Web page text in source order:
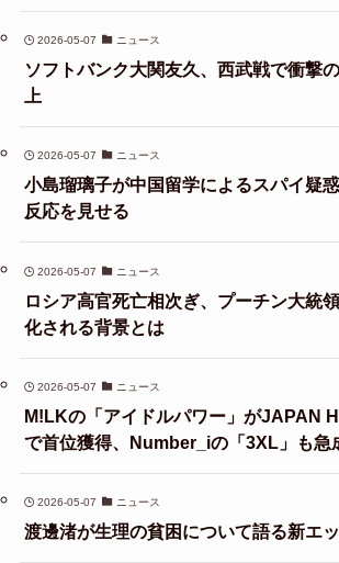
2026-05-07 ニュース
ソフトバンク大関友久、西武戦で衝撃
上
2026-05-07 ニュース
小島瑠璃子が中国留学によるスパイ疑
反応を見せる
2026-05-07 ニュース
ロシア高官死亡相次ぎ、プーチン大統
化される背景とは
2026-05-07 ニュース
M!LKの「アイドルパワー」がJAPAN
で首位獲得、Number_iの「3XL」も急
2026-05-07 ニュース
渡邊渚が生理の貧困について語る新エ